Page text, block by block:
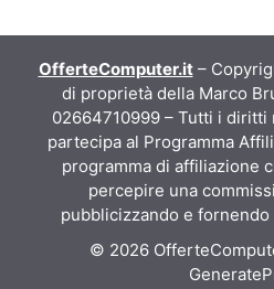
OfferteComputer.it–
di proprietà della Marco
02664710999 – Tutti i diritti
partecipa al Programma
programma di affiliazione
percepire una
pubblicizzando e
© 2026